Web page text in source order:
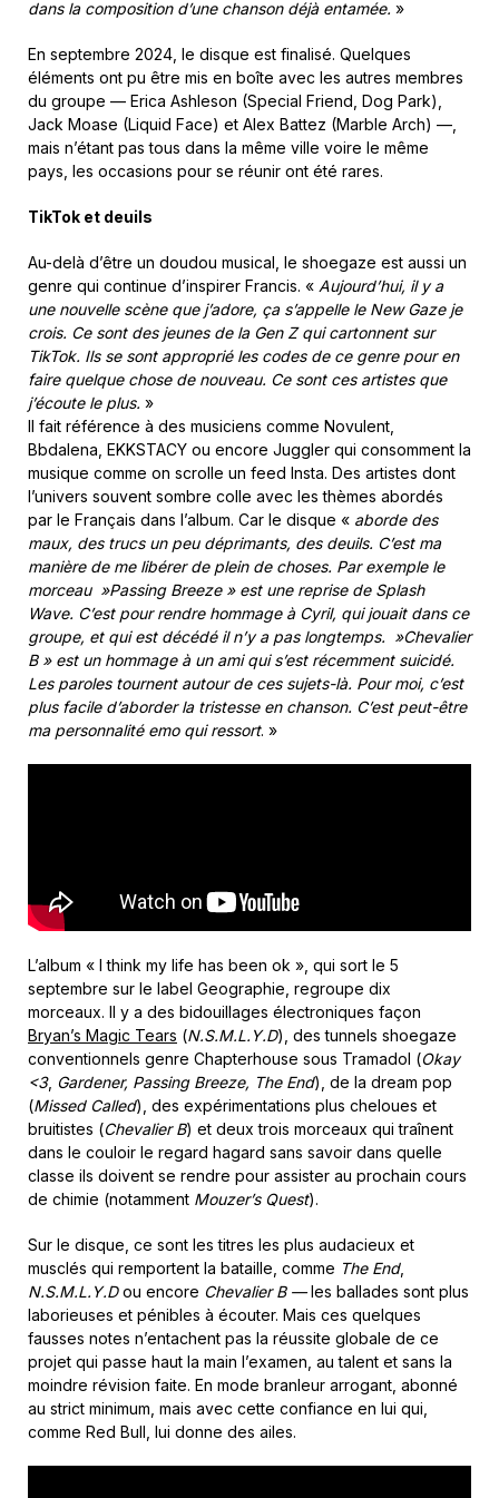
dans la composition d’une chanson déjà entamée. »
En septembre 2024, le disque est finalisé. Quelques
éléments ont pu être mis en boîte avec les autres membres
du groupe — Erica Ashleson (Special Friend, Dog Park),
Jack Moase (Liquid Face) et Alex Battez (Marble Arch) —,
mais n’étant pas tous dans la même ville voire le même
pays, les occasions pour se réunir ont été rares.
TikTok et deuils
Au-delà d’être un doudou musical, le shoegaze est aussi un
genre qui continue d’inspirer Francis. « Aujourd’hui, il y a
une nouvelle scène que j’adore, ça s’appelle le New Gaze je
crois. Ce sont des jeunes de la Gen Z qui cartonnent sur
TikTok. Ils se sont approprié les codes de ce genre pour en
faire quelque chose de nouveau. Ce sont ces artistes que
j’écoute le plus. »
Il fait référence à des musiciens comme Novulent,
Bbdalena, EKKSTACY ou encore Juggler qui consomment la
musique comme on scrolle un feed Insta. Des artistes dont
l’univers souvent sombre colle avec les thèmes abordés
par le Français dans l’album. Car le disque « aborde des
maux, des trucs un peu déprimants, des deuils. C’est ma
manière de me libérer de plein de choses. Par exemple le
morceau »Passing Breeze » est une reprise de Splash
Wave. C’est pour rendre hommage à Cyril, qui jouait dans ce
groupe, et qui est décédé il n’y a pas longtemps. »Chevalier
B » est un hommage à un ami qui s’est récemment suicidé.
Les paroles tournent autour de ces sujets-là. Pour moi, c’est
plus facile d’aborder la tristesse en chanson. C’est peut-être
ma personnalité emo qui ressort. »
L’album « I think my life has been ok », qui sort le 5
septembre sur le label Geographie, regroupe dix
morceaux. Il y a des bidouillages électroniques façon
Bryan’s Magic Tears (N.S.M.L.Y.D), des tunnels shoegaze
conventionnels genre Chapterhouse sous Tramadol (Okay
<3, Gardener, Passing Breeze, The End), de la dream pop
(Missed Called), des expérimentations plus cheloues et
bruitistes (Chevalier B) et deux trois morceaux qui traînent
dans le couloir le regard hagard sans savoir dans quelle
classe ils doivent se rendre pour assister au prochain cours
de chimie (notamment Mouzer’s Quest).
Sur le disque, ce sont les titres les plus audacieux et
musclés qui remportent la bataille, comme The End,
N.S.M.L.Y.Dou encore Chevalier B —les ballades sont plus
laborieuses et pénibles à écouter. Mais ces quelques
fausses notes n’entachent pas la réussite globale de ce
projet qui passe haut la main l’examen, au talent et sans la
moindre révision faite. En mode branleur arrogant, abonné
au strict minimum, mais avec cette confiance en lui qui,
comme Red Bull, lui donne des ailes.